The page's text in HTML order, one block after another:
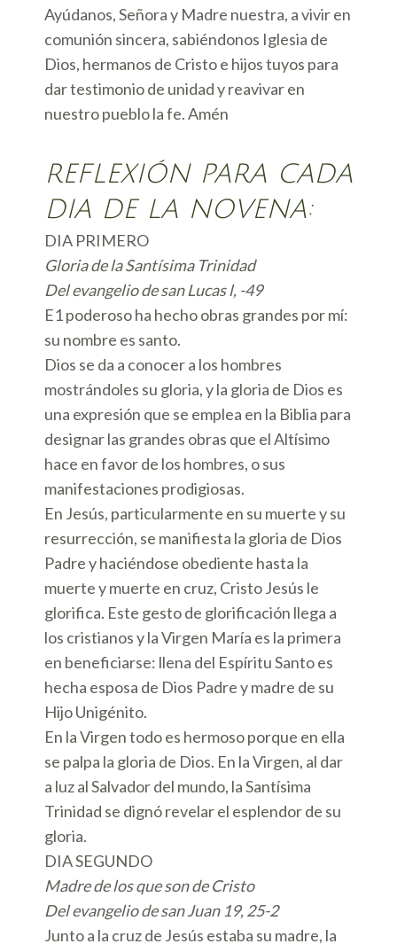
Ayúdanos, Señora y Madre nuestra, a vivir en
comunión sincera, sabiéndonos Iglesia de
Dios, hermanos de Cristo e hijos tuyos para
dar testimonio de unidad y reavivar en
nuestro pueblo la fe. Amén
REFLEXIÓN PARA CADA
DIA DE LA NOVENA:
DIA PRIMERO
Gloria de la Santísima Trinidad
Del evangelio de san Lucas l, -49
E1 poderoso ha hecho obras grandes por mí:
su nombre es santo.
Dios se da a conocer a los hombres
mostrándoles su gloria, y la gloria de Dios es
una expresión que se emplea en la Biblia para
designar las grandes obras que el Altísimo
hace en favor de los hombres, o sus
manifestaciones prodigiosas.
En Jesús, particularmente en su muerte y su
resurrección, se manifiesta la gloria de Dios
Padre y haciéndose obediente hasta la
muerte y muerte en cruz, Cristo Jesús le
glorifica. Este gesto de glorificación llega a
los cristianos y la Virgen María es la primera
en beneficiarse: llena del Espíritu Santo es
hecha esposa de Dios Padre y madre de su
Hijo Unigénito.
En la Virgen todo es hermoso porque en ella
se palpa la gloria de Dios. En la Virgen, al dar
a luz al Salvador del mundo, la Santísima
Trinidad se dignó revelar el esplendor de su
gloria.
DIA SEGUNDO
Madre de los que son de Cristo
Del evangelio de san Juan 19, 25-2
Junto a la cruz de Jesús estaba su madre, la